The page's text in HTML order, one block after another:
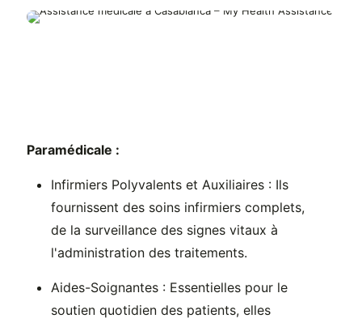
Paramédicale :
Infirmiers Polyvalents et Auxiliaires : Ils
fournissent des soins infirmiers complets,
de la surveillance des signes vitaux à
l'administration des traitements.
Aides-Soignantes : Essentielles pour le
soutien quotidien des patients, elles